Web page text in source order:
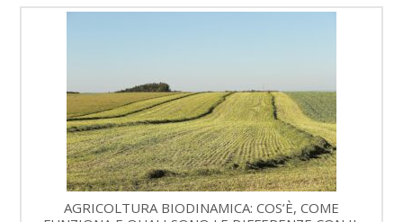
AGRICOLTURA BIODINAMICA: COS’È, COME